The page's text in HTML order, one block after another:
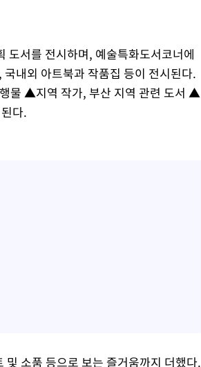
도서를 전시하며, 예술특화도서코너에
내외 아트북과 작품집 등이 전시된다.
물 ▲지역 작가, 부산 지역 관련 도서 ▲
다.
소품 등으로 보는 즐거움까지 더했다.